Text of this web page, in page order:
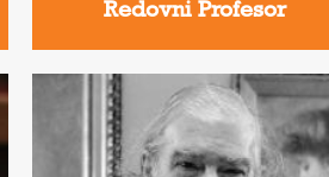
Redovni Profesor